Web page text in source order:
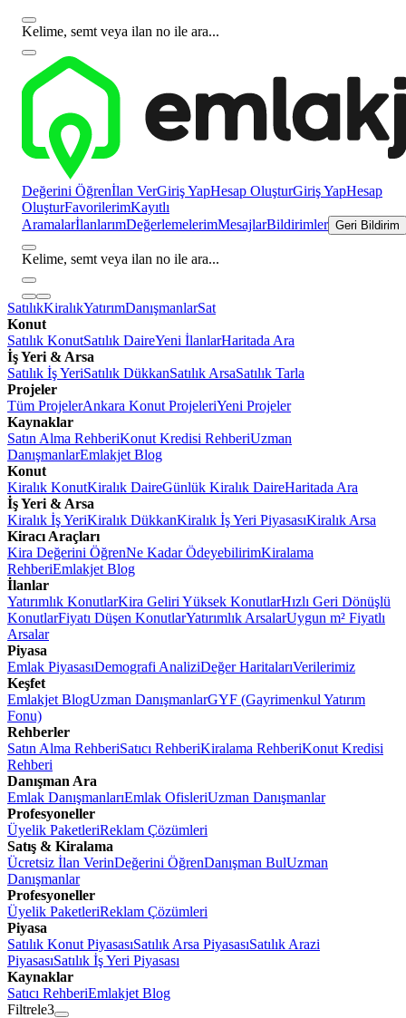
Kelime, semt veya ilan no ile ara...
Değerini Öğrenİlan VerGiriş YapHesap OluşturGiriş YapHesap
OluşturFavorilerimKayıtlı
AramalarİlanlarımDeğerlemelerimMesajlarBildirimler Geri Bildirim
Kelime, semt veya ilan no ile ara...
SatılıkKiralıkYatırımDanışmanlarSat
Konut
Satılık KonutSatılık DaireYeni İlanlarHaritada Ara
İş Yeri & Arsa
Satılık İş YeriSatılık DükkanSatılık ArsaSatılık Tarla
Projeler
Tüm ProjelerAnkara Konut ProjeleriYeni Projeler
Kaynaklar
Satın Alma RehberiKonut Kredisi RehberiUzman
DanışmanlarEmlakjet Blog
Konut
Kiralık KonutKiralık DaireGünlük Kiralık DaireHaritada Ara
İş Yeri & Arsa
Kiralık İş YeriKiralık DükkanKiralık İş Yeri PiyasasıKiralık Arsa
Kiracı Araçları
Kira Değerini ÖğrenNe Kadar ÖdeyebilirimKiralama
RehberiEmlakjet Blog
İlanlar
Yatırımlık KonutlarKira Geliri Yüksek KonutlarHızlı Geri Dönüşlü
KonutlarFiyatı Düşen KonutlarYatırımlık ArsalarUygun m² Fiyatlı
Arsalar
Piyasa
Emlak PiyasasıDemografi AnaliziDeğer HaritalarıVerilerimiz
Keşfet
Emlakjet BlogUzman DanışmanlarGYF (Gayrimenkul Yatırım
Fonu)
Rehberler
Satın Alma RehberiSatıcı RehberiKiralama RehberiKonut Kredisi
Rehberi
Danışman Ara
Emlak DanışmanlarıEmlak OfisleriUzman Danışmanlar
Profesyoneller
Üyelik PaketleriReklam Çözümleri
Satış & Kiralama
Ücretsiz İlan VerinDeğerini ÖğrenDanışman BulUzman
Danışmanlar
Profesyoneller
Üyelik PaketleriReklam Çözümleri
Piyasa
Satılık Konut PiyasasıSatılık Arsa PiyasasıSatılık Arazi
PiyasasıSatılık İş Yeri Piyasası
Kaynaklar
Satıcı RehberiEmlakjet Blog
Filtrele3